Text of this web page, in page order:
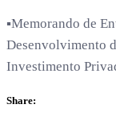
▪️Memorando de
Desenvolvimento
Investimento
Share: